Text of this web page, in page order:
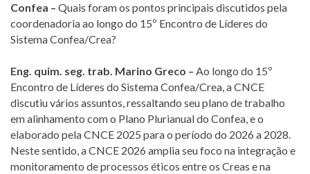
Confea – Quais foram os pontos principais discutidos pela
coordenadoria ao longo do 15º Encontro de Líderes do
Sistema Confea/Crea?
Eng. quim. seg. trab. Marino Greco – Ao longo do 15º
Encontro de Líderes do Sistema Confea/Crea, a CNCE
discutiu vários assuntos, ressaltando seu plano de trabalho
em alinhamento com o Plano Plurianual do Confea, e o
elaborado pela CNCE 2025 para o período do 2026 a 2028.
Neste sentido, a CNCE 2026 amplia seu foco na integração e
monitoramento de processos éticos entre os Creas e na